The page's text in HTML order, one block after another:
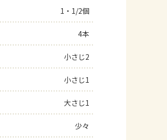
レシピ
トーク
よくあるお問い合わせ
AJINOMOTO PARK とは
1・1/2個
4本
小さじ2
小さじ1
大さじ1
少々